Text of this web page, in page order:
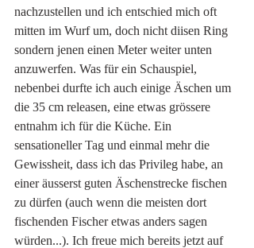
nachzustellen und ich entschied mich oft
mitten im Wurf um, doch nicht diisen Ring
sondern jenen einen Meter weiter unten
anzuwerfen. Was für ein Schauspiel,
nebenbei durfte ich auch einige Äschen um
die 35 cm releasen, eine etwas grössere
entnahm ich für die Küche. Ein
sensationeller Tag und einmal mehr die
Gewissheit, dass ich das Privileg habe, an
einer äusserst guten Äschenstrecke fischen
zu dürfen (auch wenn die meisten dort
fischenden Fischer etwas anders sagen
würden...). Ich freue mich bereits jetzt auf